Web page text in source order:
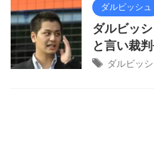
ダルビッシュ
ダルビッ
と言い裁
ダルビッシ